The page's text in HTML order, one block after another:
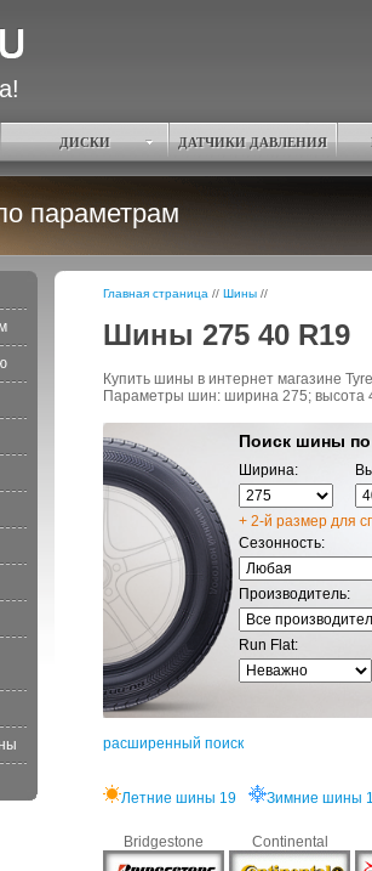
ДИСКИ ДАТЧИКИ ДАВЛЕНИЯ
параметрам
Главная страница // Шины //
Шины 275 40 R19
Купить шины в интернет магазине
Параметры шин: ширина 275; высота
Поиск шины по
Ширина:
+ 2-й размер для
Сезонность:
Производитель:
Run Flat:
расширенный поиск
Летние шины 19 Зимние шины
Bridgestone Continental